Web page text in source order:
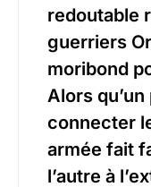
redoutable
guerriers
moribond
Alors
connecter
armée fait
l’autre à